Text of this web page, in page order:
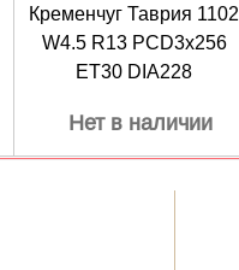
Кременчуг Таврия 1102
W4.5 R13 PCD3x256
ET30 DIA228
Нет в наличии